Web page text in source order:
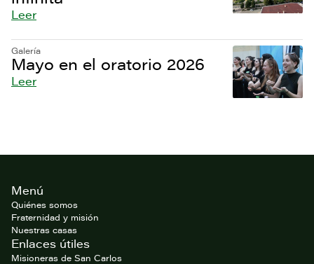
Leer
Galería
Mayo en el oratorio 2026
Leer
Footer
website
Menú
Quiénes somos
Fraternidad y misión
Nuestras casas
Enlaces útiles
Misioneras de San Carlos